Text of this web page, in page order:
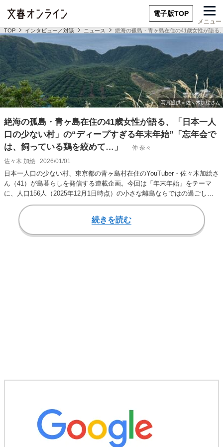
電子版TOP
メニュー
TOP インタビュー／対談 ニュース 絶海の孤島・青ヶ島在住の41歳女性が語
絶海の孤島・青ヶ島在住の41歳女性が語る、「日本一人
口の少ない村」の“ディープすぎる年末年始”「忘年会で
は、飼っている鶏を絞めて…」
仲 奈々
佐々木 加絵
2026/01/01
日本一人口の少ない村、東京都の青ヶ島村在住のYouTuber・佐々木加絵さ
ん（41）が島暮らしを発信する連載企画。今回は「年末年始」をテーマ
に、人口156人（2025年12月1日時点）の小さな離島ならではの過ごし
続きを読む